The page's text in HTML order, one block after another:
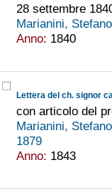
28 settembre
Marianini,
Anno: 1840
con articolo del
Marianini,
1879
Anno: 1843